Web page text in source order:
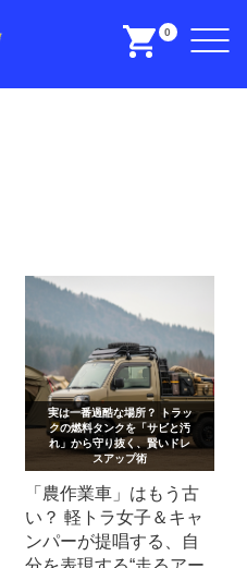
0
実は一番過酷な場所？ トラッ
クの燃料タンクを「サビと汚
れ」から守り抜く、賢いドレ
スアップ術
「農作業車」はもう古
い？ 軽トラ女子＆キャ
ンパーが提唱する、自